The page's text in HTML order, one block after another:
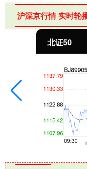
沪深京行情 实时轮
北证50